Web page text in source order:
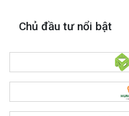
Chủ đầu tư nổi bật